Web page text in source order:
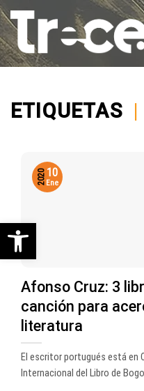
Saltar
al
contenido
ETIQUETAS |
Afonso Cruz: 3
canción para
literatura
El escritor portugués está en
Internacional del Libro de
10
Ene
2020
Abrir barra de herramientas